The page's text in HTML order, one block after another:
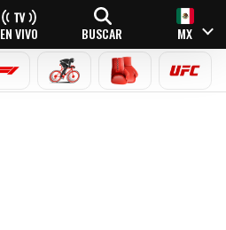
EN VIVO BUSCAR MX
FÓRMULA 1CICLISMOBOXEO UFC